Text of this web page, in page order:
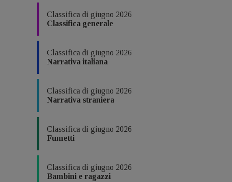
Classifica di giugno 2026
Classifica generale
Classifica di giugno 2026
Narrativa italiana
Classifica di giugno 2026
Narrativa straniera
Classifica di giugno 2026
Fumetti
Classifica di giugno 2026
Bambini e ragazzi